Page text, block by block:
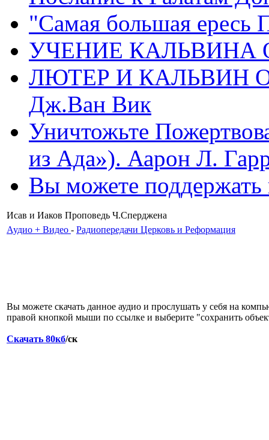
"Самая большая ересь
УЧЕНИЕ КАЛЬВИНА
ЛЮТЕР И КАЛЬВИН
Дж.Ван Вик
Уничтожьте
из Ада»). Аарон Л.
Вы можете
Исав и Иаков Проповедь Ч.Сперджена
Аудио + Видео - Радиопередачи Церковь и Реформация
Вы можете скачать данное аудио и прослушать у себя на
правой кнопкой мыши по ссылке и выберите "сохранить
Скачать 80кб/ск